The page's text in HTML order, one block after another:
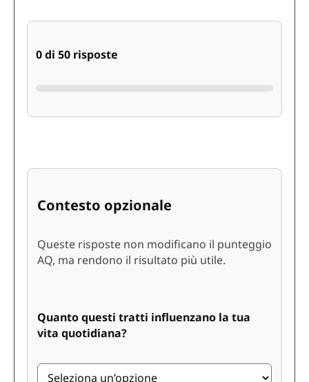
0 di 50 risposte
Contesto opzionale
Queste risposte non modificano il punteggio
AQ, ma rendono il risultato più utile.
Quanto questi tratti influenzano la tua
vita quotidiana?